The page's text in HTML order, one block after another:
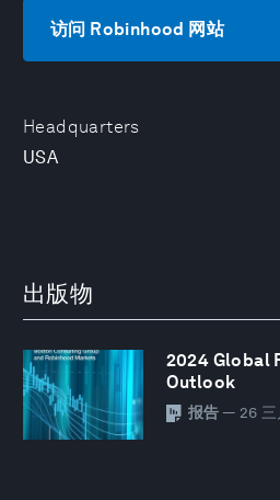
Headquarters
USA
访问 Robinhood 网站
出版物
2024 Global
Outlook
报告 — 26 三